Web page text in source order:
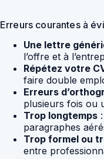
Erreurs courantes à
Une lettre
l’offre et à
Répétez votre
faire double
Erreurs
plusieurs fois ou
Trop longtemps
paragraphes
Trop formel ou
entre